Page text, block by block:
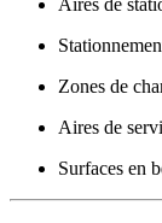
Zones de
Aires de
Surfaces en